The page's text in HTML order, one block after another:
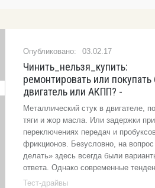
03.02.17
Чинить_нельзя_купить:
ремонтировать или покупать
двигатель или АКПП? -
Металлический стук в двигателе,
тяги и жор масла. Или задержки при
переключениях передач и
фрикционов. Безусловно, на вопрос
делать» здесь всегда были
ответа. Однако современные
Тест-драйвы